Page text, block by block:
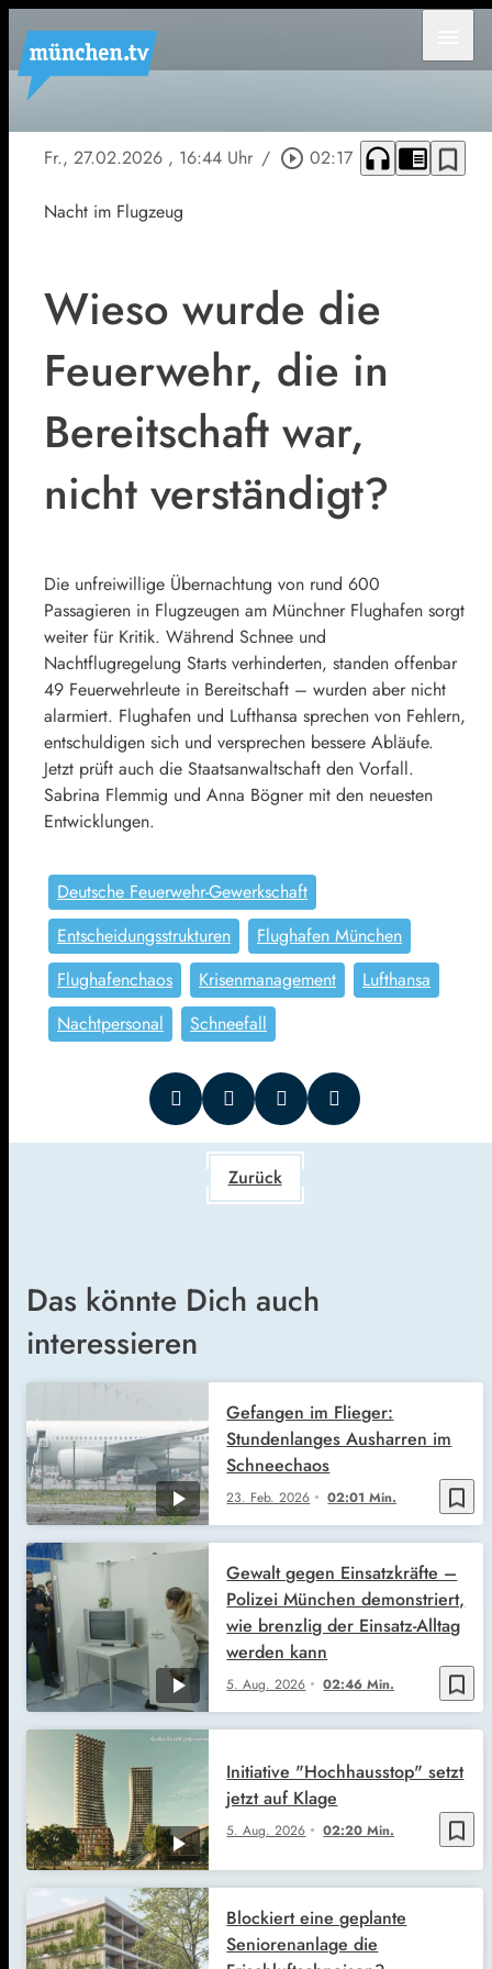
Fr., 27.02.2026 , 16:44 Uhr / play_circle_outline 02:17 headphones chrome_reader_mode bookmark_border
Nacht im Flugzeug
Wieso wurde die
Feuerwehr, die in
Bereitschaft war,
nicht verständigt?
Die unfreiwillige Übernachtung von rund 600
Passagieren in Flugzeugen am Münchner Flughafen sorgt
weiter für Kritik. Während Schnee und
Nachtflugregelung Starts verhinderten, standen offenbar
49 Feuerwehrleute in Bereitschaft – wurden aber nicht
alarmiert. Flughafen und Lufthansa sprechen von Fehlern,
entschuldigen sich und versprechen bessere Abläufe.
Jetzt prüft auch die Staatsanwaltschaft den Vorfall.
Sabrina Flemmig und Anna Bögner mit den neuesten
Entwicklungen.
Deutsche Feuerwehr-Gewerkschaft
Entscheidungsstrukturen
Flughafen München
Flughafenchaos
Krisenmanagement
Lufthansa
Nachtpersonal
Schneefall
Zurück
Das könnte Dich auch
interessieren
bookmark_border
23. Feb. 2026 02:01 Min.
Gefangen im Flieger:
Stundenlanges Ausharren im
Schneechaos
bookmark_border
5. Aug. 2026 02:46 Min.
Gewalt gegen Einsatzkräfte –
Polizei München demonstriert,
wie brenzlig der Einsatz-Alltag
werden kann
bookmark_border
5. Aug. 2026 02:20 Min.
Initiative "Hochhausstop" setzt
jetzt auf Klage
Blockiert eine geplante
Seniorenanlage die